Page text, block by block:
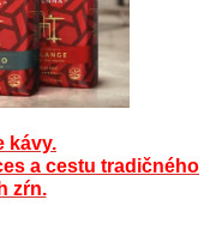
kávy.
a cestu tradičného
zŕn.